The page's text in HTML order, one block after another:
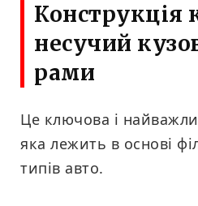
Конструкція
несучий
рами
Це ключова і
яка лежить в основі
типів авто.